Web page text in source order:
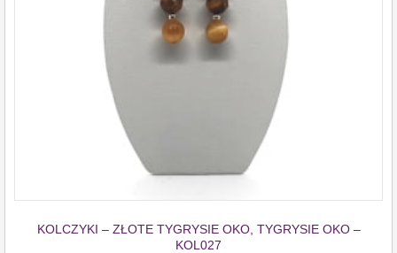
KOLCZYKI – ZŁOTE TYGRYSIE OKO, TYGRYSIE OKO –
KOL027